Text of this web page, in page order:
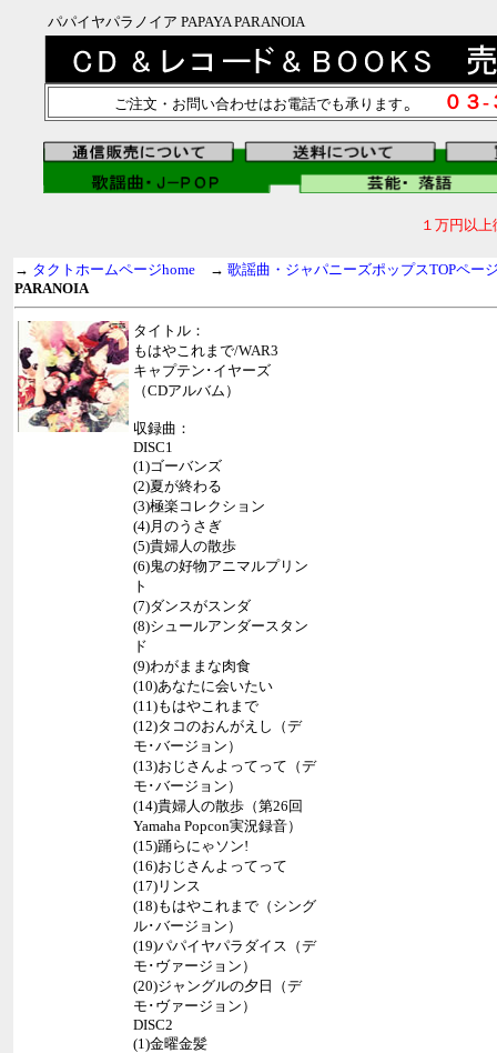
パパイヤパラノイア PAPAYA PARANOIA
ご注文・お問い合わせはお電話でも承ります。 ０３
１万円以
→ タクトホームページhome → 歌謡曲・ジャパニーズポップスTOPペー
PARANOIA
タイトル：
もはやこれまで/WAR3
キャプテン･イヤーズ
（CDアルバム）
収録曲：
DISC1
(1)ゴーバンズ
(2)夏が終わる
(3)極楽コレクション
(4)月のうさぎ
(5)貴婦人の散歩
(6)鬼の好物アニマルプリン
ト
(7)ダンスがスンダ
(8)シュールアンダースタン
ド
(9)わがままな肉食
(10)あなたに会いたい
(11)もはやこれまで
(12)タコのおんがえし（デ
モ･バージョン）
(13)おじさんよってって（デ
モ･バージョン）
(14)貴婦人の散歩（第26回
Yamaha Popcon実況録音）
(15)踊らにゃソン!
(16)おじさんよってって
(17)リンス
(18)もはやこれまで（シング
ル･バージョン）
(19)パパイヤパラダイス（デ
モ･ヴァージョン）
(20)ジャングルの夕日（デ
モ･ヴァージョン）
DISC2
(1)金曜金髪